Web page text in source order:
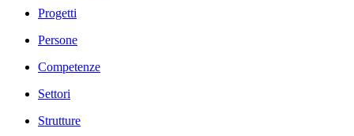
Progetti
Persone
Competenze
Settori
Strutture